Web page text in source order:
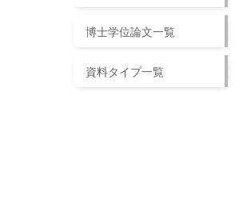
博士学位論文一覧
資料タイプ一覧